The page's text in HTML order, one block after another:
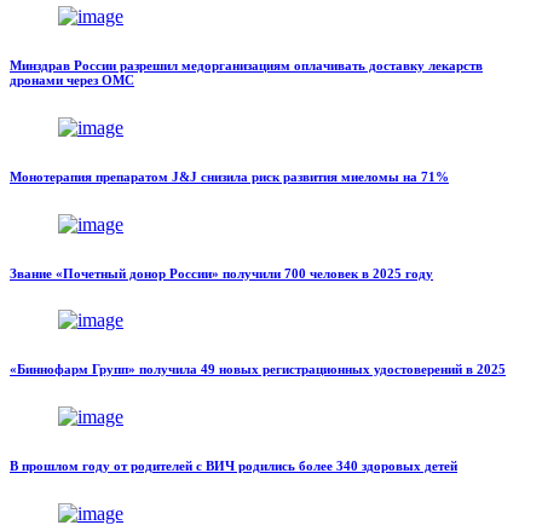
Минздрав России разрешил медорганизациям оплачивать доставку лекарств
дронами через ОМС
Монотерапия препаратом J&J снизила риск развития миеломы на 71%
Звание «Почетный донор России» получили 700 человек в 2025 году
«Биннофарм Групп» получила 49 новых регистрационных удостоверений в 2025
В прошлом году от родителей с ВИЧ родились более 340 здоровых детей